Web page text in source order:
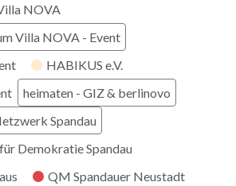
NOVA
Villa NOVA - Event
HABIKUS e.V.
heimaten - GIZ & berlinovo
Spandau
Demokratie Spandau
QM Spandauer Neustadt